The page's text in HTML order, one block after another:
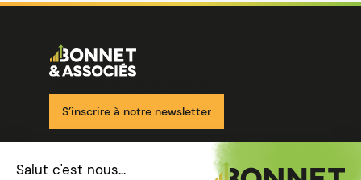
Image
S’inscrire à notre newsletter
Nos solutions